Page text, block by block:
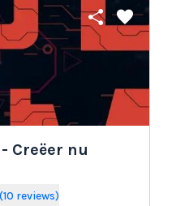
share favorite
Creëer nu
9.7/10 (10 reviews)